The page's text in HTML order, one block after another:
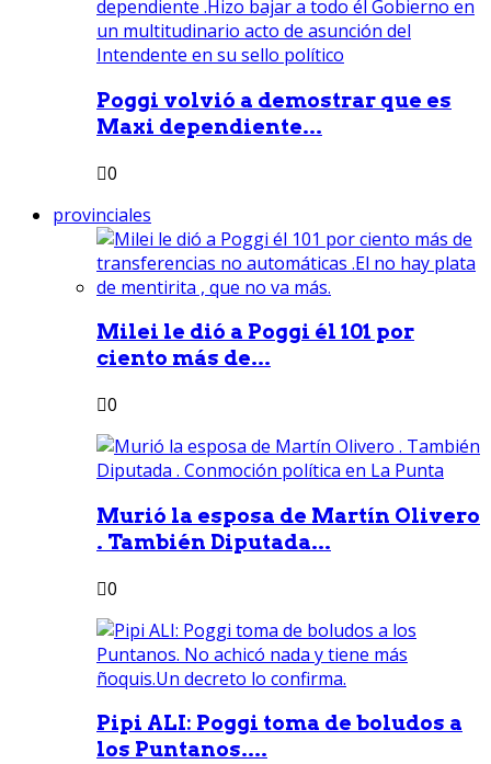
Poggi volvió a demostrar que es
Maxi dependiente...
0
provinciales
Milei le dió a Poggi él 101 por
ciento más de...
0
Murió la esposa de Martín Olivero
. También Diputada...
0
Pipi ALI: Poggi toma de boludos a
los Puntanos....